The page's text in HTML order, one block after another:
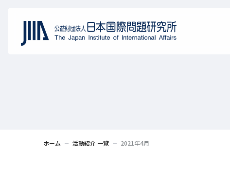
ホーム 活動紹介 一覧 2021年4月